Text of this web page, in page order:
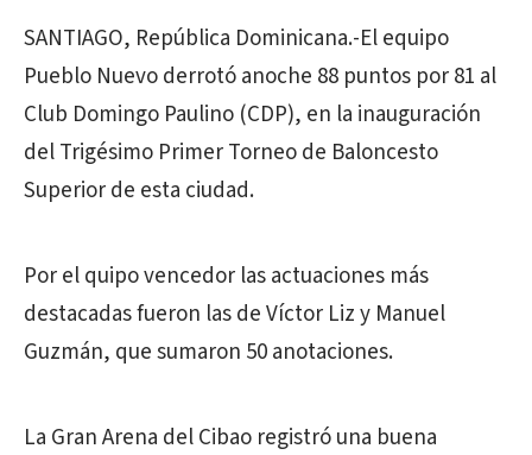
SANTIAGO, República Dominicana.-El equipo
Pueblo Nuevo derrotó anoche 88 puntos por 81 al
Club Domingo Paulino (CDP), en la inauguración
del Trigésimo Primer Torneo de Baloncesto
Superior de esta ciudad.
Por el quipo vencedor las actuaciones más
destacadas fueron las de Víctor Liz y Manuel
Guzmán, que sumaron 50 anotaciones.
La Gran Arena del Cibao registró una buena